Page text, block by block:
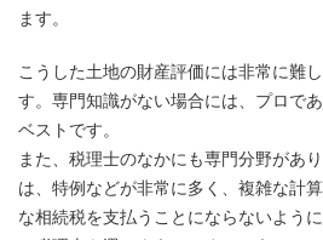
ます。
こうした土地の財産評価には非常に難
す。専門知識がない場合には、プロで
ベストです。
また、税理士のなかにも専門分野があ
は、特例などが非常に多く、複雑な計
な相続税を支払うことにならないよう